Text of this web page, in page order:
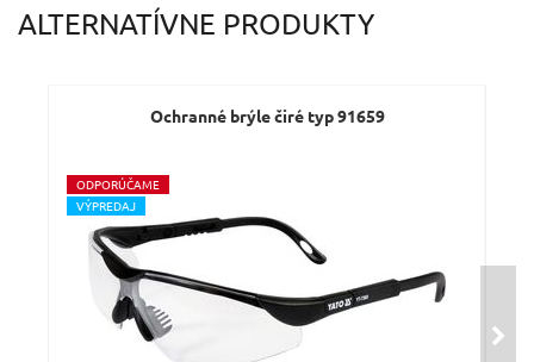
ALTERNATÍVNE PRODUKTY
Ochranné brýle čiré typ 91659
ODPORÚČAME
VÝPREDAJ